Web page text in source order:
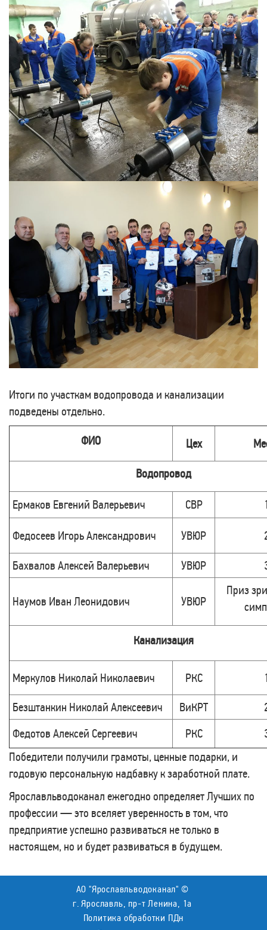
Итоги по участкам водопровода и канализации
подведены отдельно.
ФИО Цех
Водопровод
Ермаков Евгений Валерьевич СВР
Федосеев Игорь Александрович УВЮР
Бахвалов Алексей Валерьевич УВЮР
Наумов Иван Леонидович УВЮР
Приз
Канализация
Меркулов Николай Николаевич РКС
Безштанкин Николай Алексеевич ВиКРТ
Федотов Алексей Сергеевич
РКС
Победители получили грамоты, ценные подарки, и
годовую персональную надбавку к заработной плате.
Ярославльводоканал ежегодно определяет Лучших по
профессии — это вселяет уверенность в том, что
предприятие успешно развиваться не только в
настоящем, но и будет развиваться в будущем.
АО "Ярославльводоканал" ©
г. Ярославль, пр-т Ленина, 1а
Политика обработки ПДн